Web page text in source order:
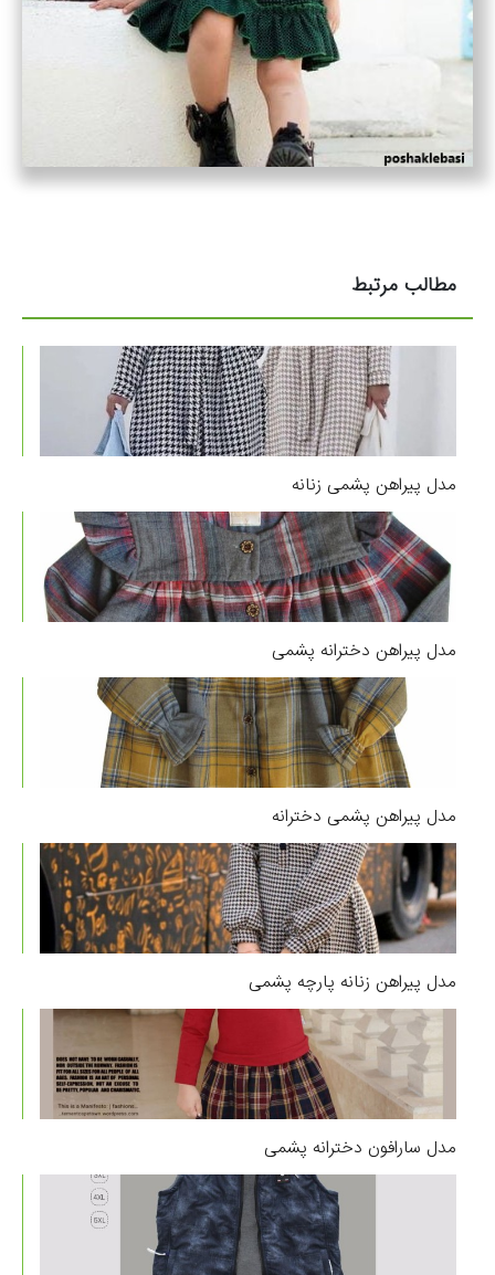
مطالب مرتبط
مدل پیراهن پشمی زنانه
مدل پیراهن دخترانه پشمی
مدل پیراهن پشمی دخترانه
مدل پیراهن زنانه پارچه پشمی
مدل سارافون دخترانه پشمی